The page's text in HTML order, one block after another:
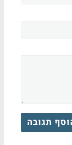
תגובה